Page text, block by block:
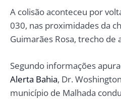
A colisão aconteceu por
030, nas proximidades da
Guimarães Rosa, trecho de
Segundo informações
Alerta Bahia, Dr.
município de Malhada